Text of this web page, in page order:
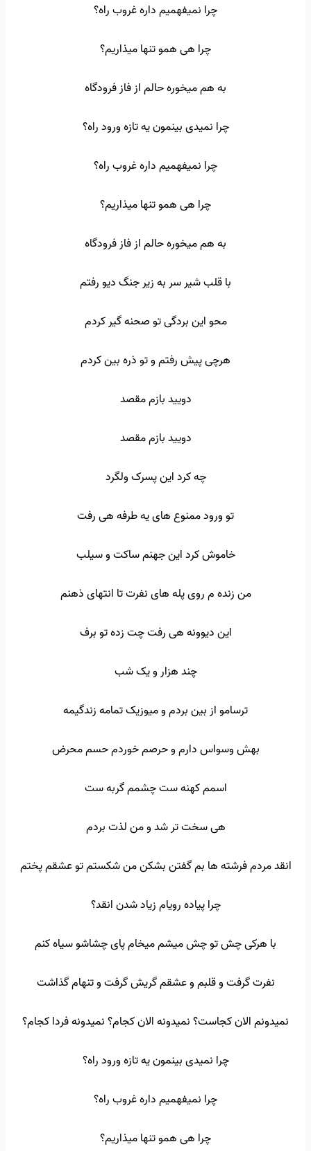
چرا نمیفهمیم داره غروب راه؟
چرا هی همو تنها میذاریم؟
به هم میخوره حالم از فاز فرودگاه
چرا نمیدی بینمون یه تازه ورود راه؟
چرا نمیفهمیم داره غروب راه؟
چرا هی همو تنها میذاریم؟
به هم میخوره حالم از فاز فرودگاه
با قلب شیر سر به زیر جنگ دیو رفتم
محو این بردگی تو صحنه گیر کردم
هرچی پیش رفتم و تو ذره بین کردم
دویید بازم مقصد
دویید بازم مقصد
چه کرد این پسرک ولگرد
تو ورود ممنوع های یه طرفه هی رفت
خاموش کرد این جهنم ساکت و سیلب
من زنده م روی پله های نفرت تا انتهای ذهنم
این دیوونه هی رفت چت زده تو برف
چند هزار و یک شب
ترسامو از بین بردم و میوزیک تمامه زندگیمه
بهش وسواس دارم و حرصم خوردم حسم محرض
اسمم کهنه ست چشمم گربه ست
هی سخت تر شد و من لذت بردم
انقد مردم فرشته ها بم گفتن بشکن من شکستم تو عشقم پختم
چرا پیاده رویام زیاد شدن انقد؟
با هرکی چش تو چش میشم میخام پای چشاشو سیاه کنم
نفرت گرفت و قلبم و عشقم گریش گرفت و تنهام گذاشت
نمیدونم الان کجاست؟ نمیدونه الان کجام؟ نمیدونه فردا کجام؟
چرا نمیدی بینمون یه تازه ورود راه؟
چرا نمیفهمیم داره غروب راه؟
چرا هی همو تنها میذاریم؟